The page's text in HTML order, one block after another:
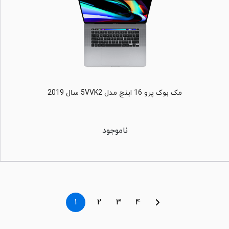
مک بوک پرو 16 اینچ مدل 5VVK2 سال 2019
ناموجود
1 2 3 4